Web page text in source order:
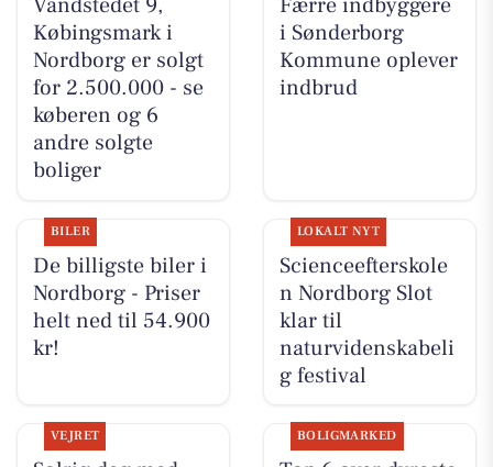
Vandstedet 9,
Købingsmark i
Nordborg er solgt
for 2.500.000 - se
køberen og 6
andre solgte
boliger
Færre indbyggere
i Sønderborg
Kommune oplever
indbrud
BILER
De billigste biler i
Nordborg - Priser
helt ned til 54.900
kr!
LOKALT NYT
Scienceefterskole
n Nordborg Slot
klar til
naturvidenskabeli
g festival
VEJRET BOLIGMARKED